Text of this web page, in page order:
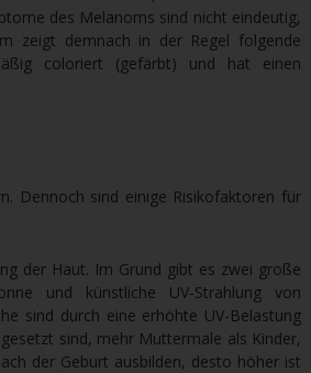
des Melanoms sind nicht eindeutig,
zeigt demnach in der Regel folgende
coloriert (gefärbt) und hat einen
Dennoch sind einige Risikofaktoren für
der Haut. Im Grund gibt es zwei große
und künstliche UV-Strahlung von
sind durch eine erhöhte UV-Belastung
sind, mehr Muttermale als Kinder,
der Geburt ausbilden, desto höher ist